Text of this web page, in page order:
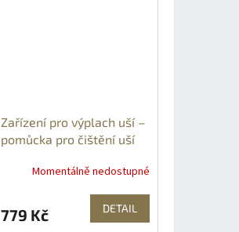
Zařízení pro výplach uší –
pomůcka pro čištění uší
Momentálně nedostupné
779 Kč DETAIL